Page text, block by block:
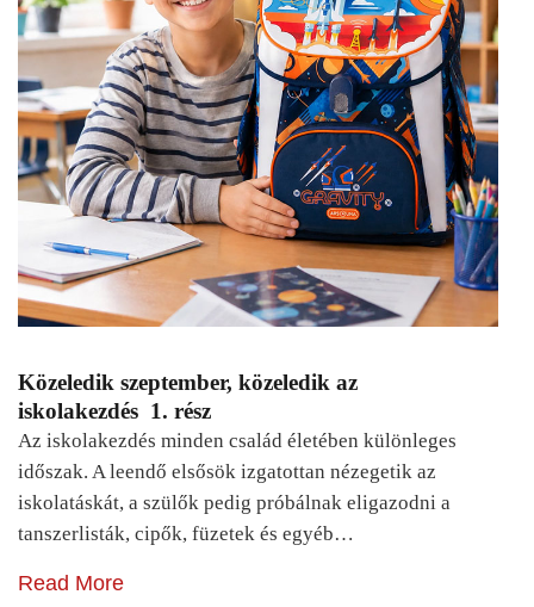
Közeledik szeptember, közeledik az
iskolakezdés 1. rész
Az iskolakezdés minden család életében különleges
időszak. A leendő elsősök izgatottan nézegetik az
iskolatáskát, a szülők pedig próbálnak eligazodni a
tanszerlisták, cipők, füzetek és egyéb…
Read More